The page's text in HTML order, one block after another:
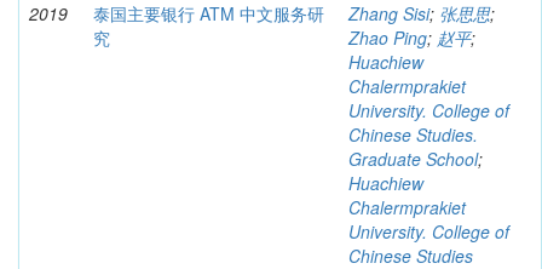
2019
泰国主要银行 ATM 中文服务研
究
Zhang Sisi; 张思思;
Zhao Ping; 赵平;
Huachiew
Chalermprakiet
University. College of
Chinese Studies.
Graduate School;
Huachiew
Chalermprakiet
University. College of
Chinese Studies